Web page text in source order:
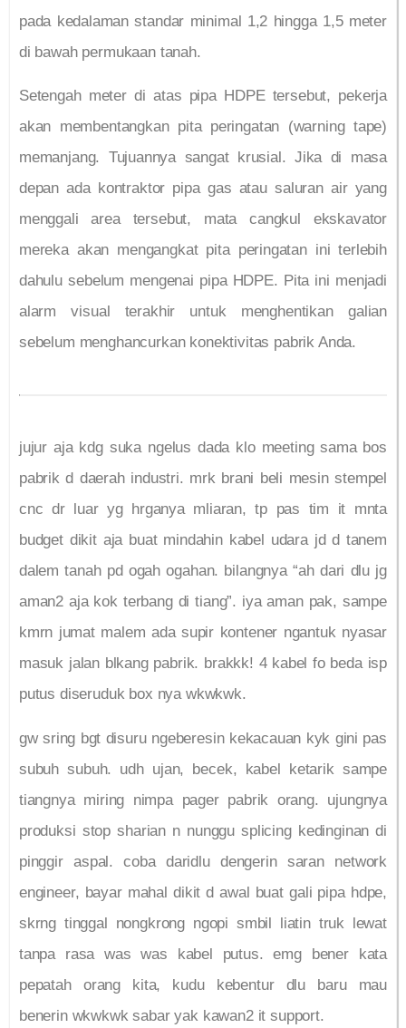
pada kedalaman standar minimal 1,2 hingga 1,5 meter
di bawah permukaan tanah.
Setengah meter di atas pipa HDPE tersebut, pekerja
akan membentangkan pita peringatan (warning tape)
memanjang. Tujuannya sangat krusial. Jika di masa
depan ada kontraktor pipa gas atau saluran air yang
menggali area tersebut, mata cangkul ekskavator
mereka akan mengangkat pita peringatan ini terlebih
dahulu sebelum mengenai pipa HDPE. Pita ini menjadi
alarm visual terakhir untuk menghentikan galian
sebelum menghancurkan konektivitas pabrik Anda.
jujur aja kdg suka ngelus dada klo meeting sama bos
pabrik d daerah industri. mrk brani beli mesin stempel
cnc dr luar yg hrganya mliaran, tp pas tim it mnta
budget dikit aja buat mindahin kabel udara jd d tanem
dalem tanah pd ogah ogahan. bilangnya “ah dari dlu jg
aman2 aja kok terbang di tiang”. iya aman pak, sampe
kmrn jumat malem ada supir kontener ngantuk nyasar
masuk jalan blkang pabrik. brakkk! 4 kabel fo beda isp
putus diseruduk box nya wkwkwk.
gw sring bgt disuru ngeberesin kekacauan kyk gini pas
subuh subuh. udh ujan, becek, kabel ketarik sampe
tiangnya miring nimpa pager pabrik orang. ujungnya
produksi stop sharian n nunggu splicing kedinginan di
pinggir aspal. coba daridlu dengerin saran network
engineer, bayar mahal dikit d awal buat gali pipa hdpe,
skrng tinggal nongkrong ngopi smbil liatin truk lewat
tanpa rasa was was kabel putus. emg bener kata
pepatah orang kita, kudu kebentur dlu baru mau
benerin wkwkwk sabar yak kawan2 it support.